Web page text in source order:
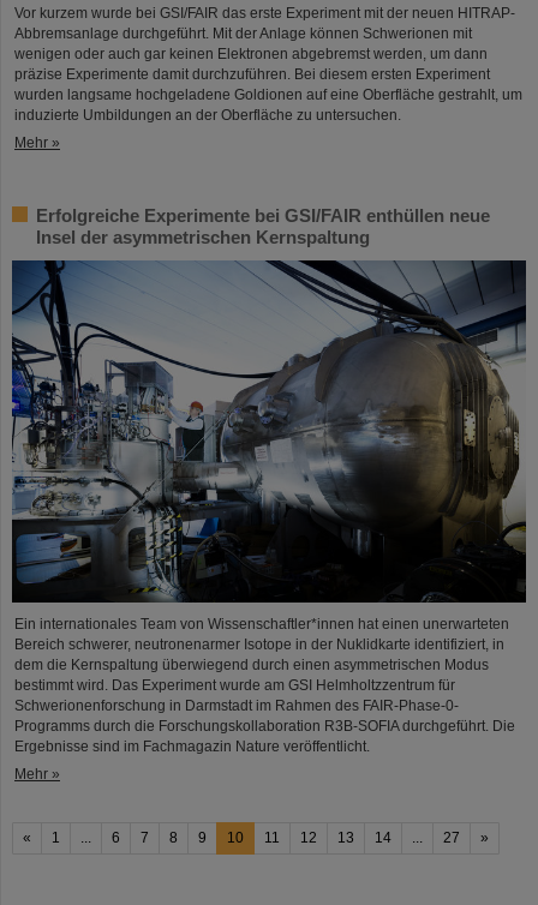
Vor kurzem wurde bei GSI/FAIR das erste Experiment mit der neuen HITRAP-
Abbremsanlage durchgeführt. Mit der Anlage können Schwerionen mit
wenigen oder auch gar keinen Elektronen abgebremst werden, um dann
präzise Experimente damit durchzuführen. Bei diesem ersten Experiment
wurden langsame hochgeladene Goldionen auf eine Oberfläche gestrahlt, um
induzierte Umbildungen an der Oberfläche zu untersuchen.
Mehr »
Erfolgreiche Experimente bei GSI/FAIR enthüllen neue
Insel der asymmetrischen Kernspaltung
Ein internationales Team von Wissenschaftler*innen hat einen unerwarteten
Bereich schwerer, neutronenarmer Isotope in der Nuklidkarte identifiziert, in
dem die Kernspaltung überwiegend durch einen asymmetrischen Modus
bestimmt wird. Das Experiment wurde am GSI Helmholtzzentrum für
Schwerionenforschung in Darmstadt im Rahmen des FAIR-Phase-0-
Programms durch die Forschungskollaboration R3B-SOFIA durchgeführt. Die
Ergebnisse sind im Fachmagazin Nature veröffentlicht.
Mehr »
« 1 ... 6 7 8 9 10 11 12 13 14 ... 27 »